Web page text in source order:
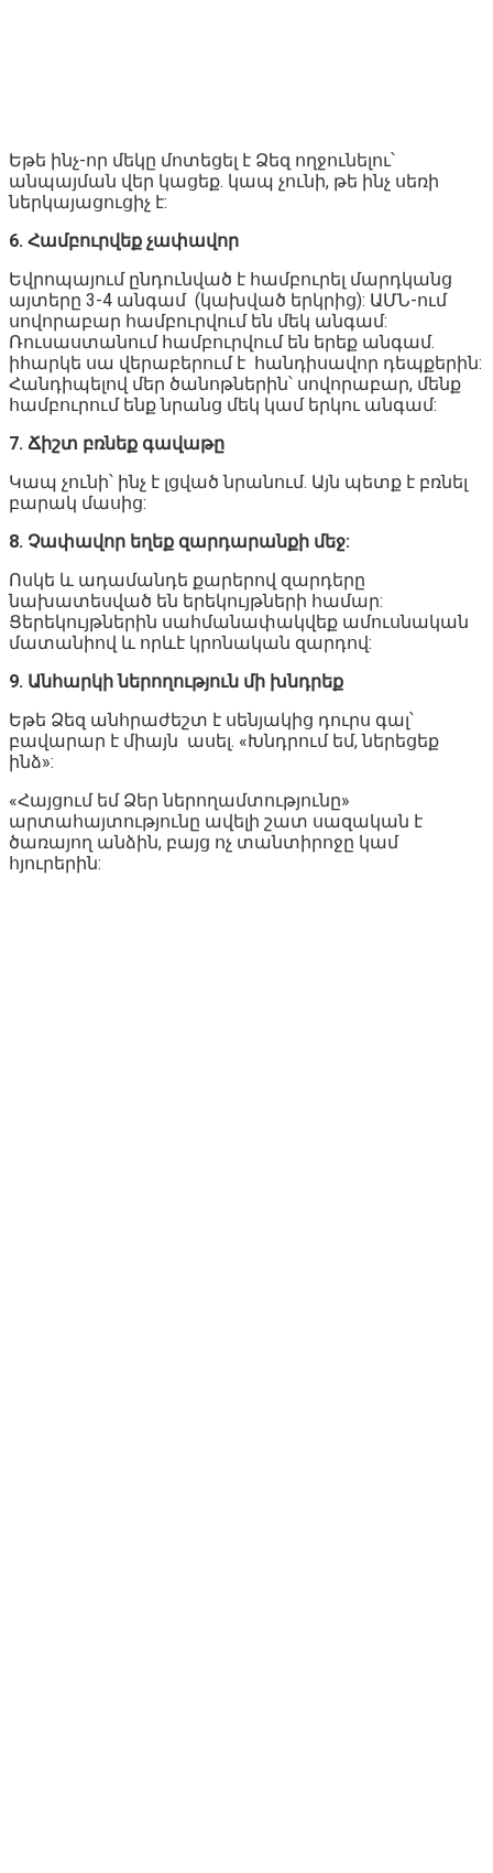
Եթե ինչ-որ մեկը մոտեցել է Ձեզ ողջունելու՝
անպայման վեր կացեք. կապ չունի, թե ինչ սեռի
ներկայացուցիչ է:
6. Համբուրվեք չափավոր
Եվրոպայում ընդունված է համբուրել մարդկանց
այտերը 3-4 անգամ (կախված երկրից): ԱՄՆ-ում
սովորաբար համբուրվում են մեկ անգամ:
Ռուսաստանում համբուրվում են երեք անգամ.
իհարկե սա վերաբերում է հանդիսավոր դեպքերին:
Հանդիպելով մեր ծանոթներին՝ սովորաբար, մենք
համբուրում ենք նրանց մեկ կամ երկու անգամ:
7. Ճիշտ բռնեք գավաթը
Կապ չունի՝ ինչ է լցված նրանում. Այն պետք է բռնել
բարակ մասից:
8. Չափավոր եղեք զարդարանքի մեջ:
Ոսկե և ադամանդե քարերով զարդերը
նախատեսված են երեկույթների համար:
Ցերեկույթներին սահմանափակվեք ամուսնական
մատանիով և որևէ կրոնական զարդով:
9. Անհարկի ներողություն մի խնդրեք
Եթե Ձեզ անհրաժեշտ է սենյակից դուրս գալ՝
բավարար է միայն ասել. «Խնդրում եմ, ներեցեք
ինձ»:
«Հայցում եմ Ձեր ներողամտությունը»
արտահայտությունը ավելի շատ սազական է
ծառայող անձին, բայց ոչ տանտիրոջը կամ
հյուրերին: